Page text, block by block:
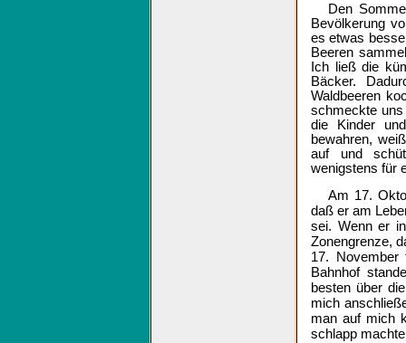
Den
Bevölkerung
es etwas
Beeren
Ich ließ die
Bäcker.
Waldbeeren
schmeckte uns
die Kinder
bewahren,
auf und
wenigstens für
Am 17.
daß er am
sei. Wenn er
Zonengrenze,
17.
Bahnhof
besten über
mich
man auf mich
schlapp